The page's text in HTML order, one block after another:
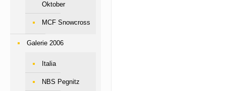
Oktober
MCF Snowcross
Galerie 2006
Italia
NBS Pegnitz